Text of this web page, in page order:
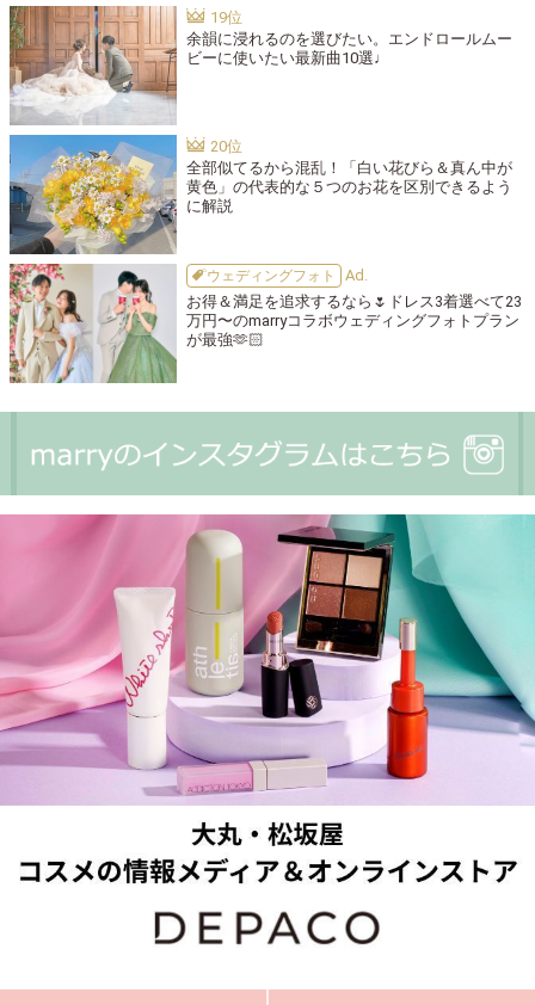
余韻に浸れるのを選びたい。エンドロールムー
ビーに使いたい最新曲10選♩
全部似てるから混乱！「白い花びら＆真ん中が
黄色」の代表的な５つのお花を区別できるよう
に解説
ウェディングフォト
お得＆満足を追求するなら🌷ドレス3着選べて23
万円〜のmarryコラボウェディングフォトプラン
が最強🫶🏻